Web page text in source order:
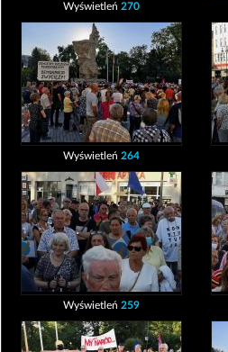
Wyświetleń 270
Wyświetleń 264
Wyświetleń 259